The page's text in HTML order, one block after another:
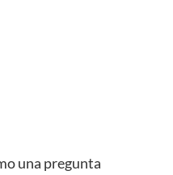
una pregunta